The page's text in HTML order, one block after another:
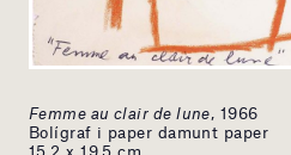
Femme au clair de lune, 1966
Bolígraf i paper damunt paper
15,2 x 19,5 cm